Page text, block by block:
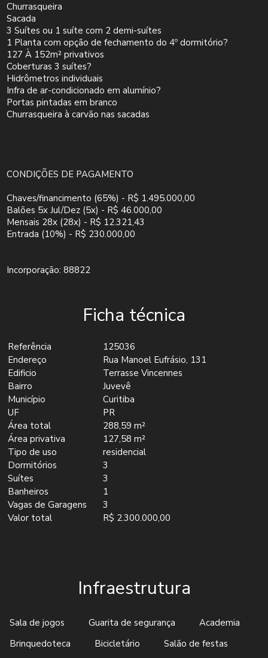
Churrasqueira
Sacada
3 Suítes ou 1 suíte com 2 demi-suítes
1 Planta com opção de fechamento do 4º dormitório?
127 À 152m² privativos
Coberturas 3 suítes?
Hidrômetros individuais
Infra de ar-condicionado em alumínio?
Portas pintadas em branco
Churrasqueira à carvão nas sacadas
CONDIÇÕES DE PAGAMENTO
Chaves/financimento (65%) - R$ 1.495.000,00
Balões 5x Jul/Dez (5x) - R$ 46.000,00
Mensais 28x (28x) - R$ 12.321,43
Entrada (10%) - R$ 230.000,00
Incorporação: 88822
Ficha técnica
Referência
125036
Endereço
Rua Manoel Eufrásio, 131
Edificio
Terrasse Vincennes
Bairro
Juvevê
Município
Curitiba
UF
PR
Área total
288,59 m²
Área privativa
127,58 m²
Tipo de uso
residencial
Dormitórios
3
Suítes
3
Banheiros
1
Vagas de Garagens
3
Valor total
R$ 2.300.000,00
Infraestrutura
Sala de jogos Guarita de segurança
Academia
Brinquedoteca
Bicicletário
Salão de festas